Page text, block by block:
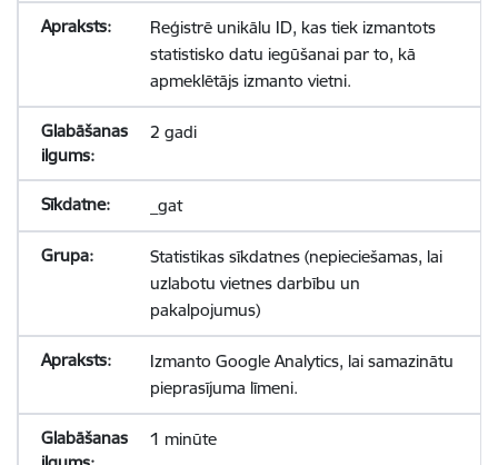
Reģistrē unikālu ID, kas tiek izmantots
statistisko datu iegūšanai par to, kā
apmeklētājs izmanto vietni.
2 gadi
_gat
Statistikas sīkdatnes (nepieciešamas, lai
uzlabotu vietnes darbību un
pakalpojumus)
Izmanto Google Analytics, lai samazinātu
pieprasījuma līmeni.
1 minūte